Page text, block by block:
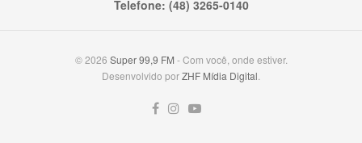
Telefone: (48) 3265-0140
© 2026 Super 99,9 FM - Com você, onde estiver.
Desenvolvido porZHF Mídia Digital